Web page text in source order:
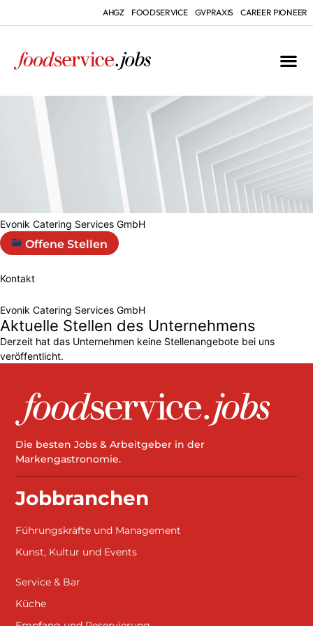
AHGZ FOODSERVICE GVPRAXIS CAREER PIONEER
Evonik Catering Services GmbH
Offene Stellen
Kontakt
Evonik Catering Services GmbH
Aktuelle Stellen des Unternehmens
Derzeit hat das Unternehmen keine Stellenangebote bei uns
veröffentlicht.
Die besten Jobs & Arbeitgeber in der
Markengastronomie.
Jobbranchen
Führungskräfte und Management
Kunst, Kultur und Events
Service & Bar
Küche